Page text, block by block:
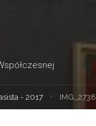
- 2017 IMG_2738